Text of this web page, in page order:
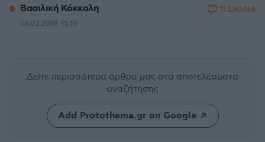
Βασιλική Κόκκαλη
06.02.2019, 15:10
11 ΣΧΟΛΙΑ
Δείτε περισσότερα άρθρα μας στα αποτελέσματα
αναζήτησης
Add Protothema.gr on Google